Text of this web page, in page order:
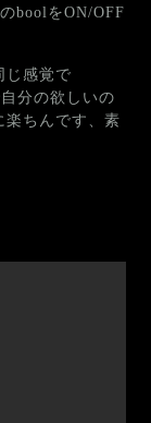
boolをON/OFF
じ感覚で
分の欲しいの
楽ちんです、素